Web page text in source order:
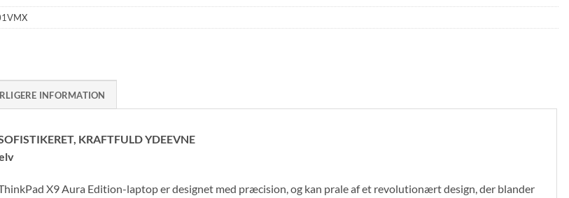
INFORMATION
KRAFTFULD YDEEVNE
X9 Aura Edition-laptop er designet med præcision, og kan prale af et revolutionært design, der blander